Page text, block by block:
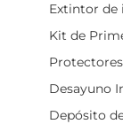
Extintor de
Kit de
Desayuno
Depósito